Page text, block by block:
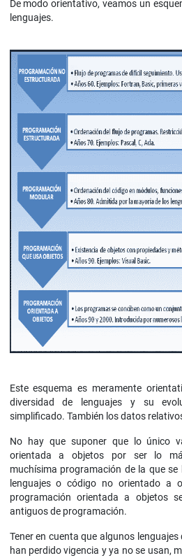
De modo orientativo, veamos un
lenguajes.
Este esquema es meramente
diversidad de lenguajes y su
simplificado. También los datos
No hay que suponer que lo único
orientada a objetos por ser lo
muchísima programación de la que
lenguajes o código no orientado a
programación orientada a objetos
antiguos de programación.
Tener en cuenta que algunos
han perdido vigencia y ya no se usan,